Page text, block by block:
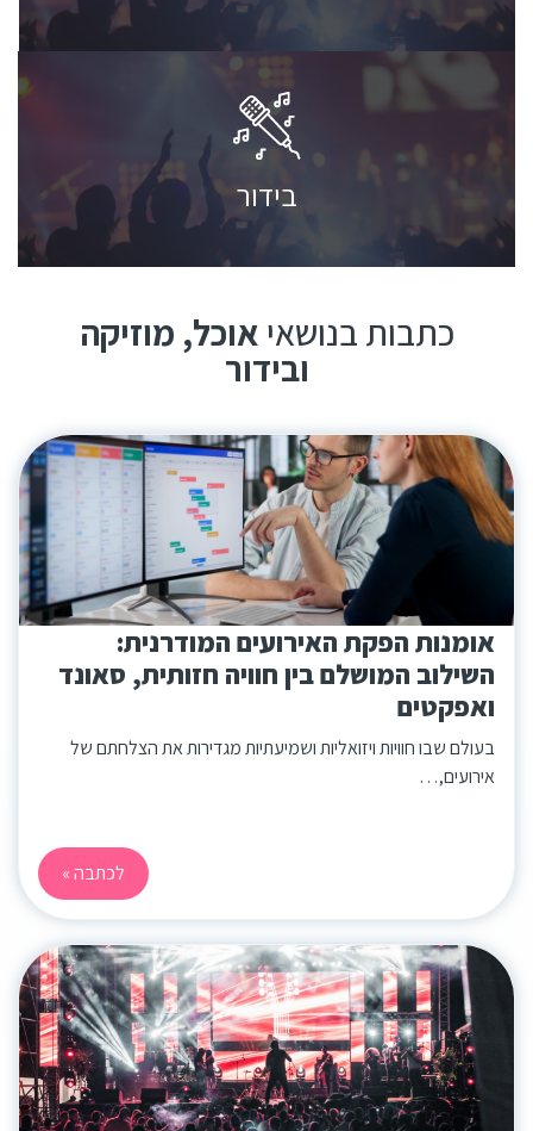
בידור
למאמרים »
כתבות בנושאי אוכל, מוזיקה
ובידור
אומנות הפקת האירועים המודרנית:
השילוב המושלם בין חוויה חזותית, סאונד
ואפקטים
בעולם שבו חוויות ויזואליות ושמיעתיות מגדירות את הצלחתם של
אירועים,…
לכתבה »